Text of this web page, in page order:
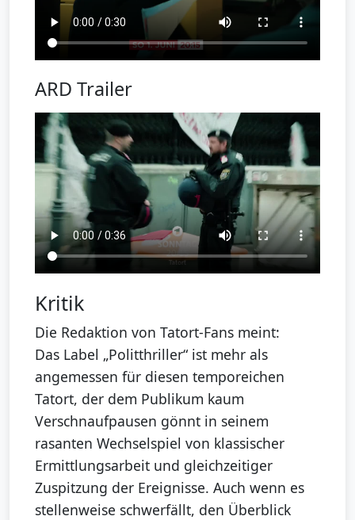
ARD Trailer
Kritik
Die Redaktion von Tatort-Fans meint:
Das Label „Politthriller“ ist mehr als
angemessen für diesen temporeichen
Tatort, der dem Publikum kaum
Verschnaufpausen gönnt in seinem
rasanten Wechselspiel von klassischer
Ermittlungsarbeit und gleichzeitiger
Zuspitzung der Ereignisse. Auch wenn es
stellenweise schwerfällt, den Überblick